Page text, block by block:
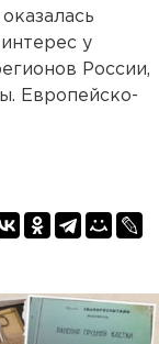
у
России,
Европейско-